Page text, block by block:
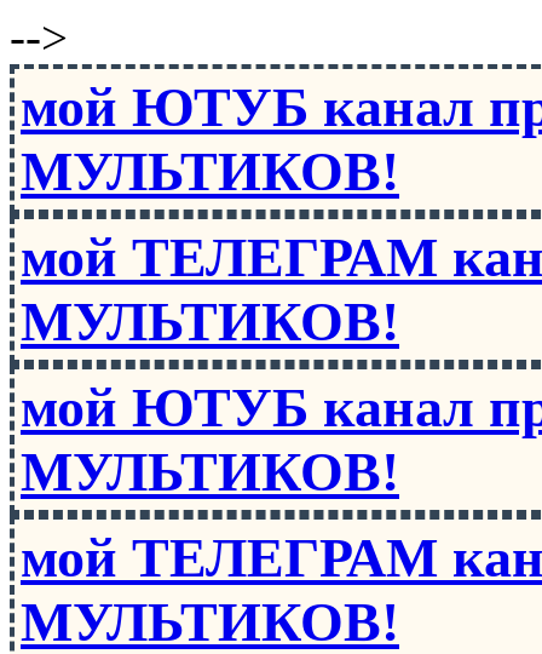
-->
мой ЮТУБ канал
МУЛЬТИКОВ!
мой ТЕЛЕГРАМ
МУЛЬТИКОВ!
мой ЮТУБ канал
МУЛЬТИКОВ!
мой ТЕЛЕГРАМ
МУЛЬТИКОВ!